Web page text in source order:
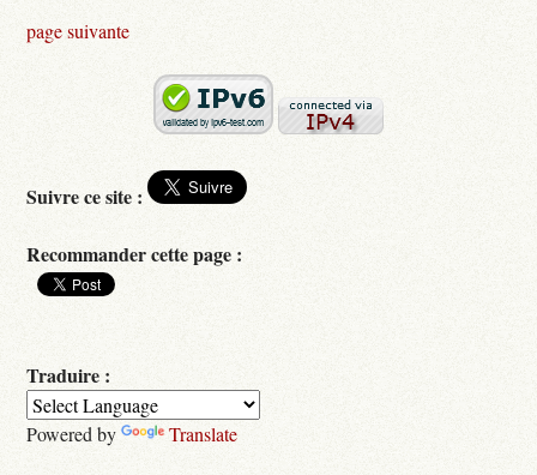
page suivante
Suivre ce site :
Recommander cette page :
Traduire :
Powered by Translate